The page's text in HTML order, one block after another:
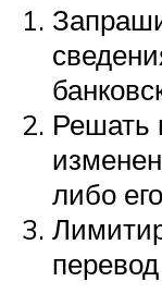
Решать
либо